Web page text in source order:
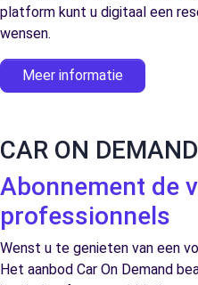
platform kunt u digitaal een
wensen.
Meer informatie
CAR ON DEMAND
Abonnement de
professionnels
Wenst u te genieten van een
Het aanbod Car On Demand